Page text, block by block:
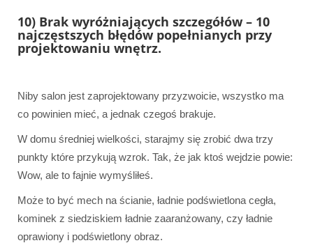
10) Brak wyróżniających szczegółów – 10
najczęstszych błędów popełnianych przy
projektowaniu wnętrz.
Niby salon jest zaprojektowany przyzwoicie, wszystko ma
co powinien mieć, a jednak czegoś brakuje.
W domu średniej wielkości, starajmy się zrobić dwa trzy
punkty które przykują wzrok. Tak, że jak ktoś wejdzie powie:
Wow, ale to fajnie wymyśliłeś.
Może to być mech na ścianie, ładnie podświetlona cegła,
kominek z siedziskiem ładnie zaaranżowany, czy ładnie
oprawiony i podświetlony obraz.